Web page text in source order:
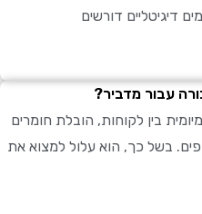
דורשים
מדביר?
בין לקוחות, הובלת חומרים
כך, הוא עלול למצוא את